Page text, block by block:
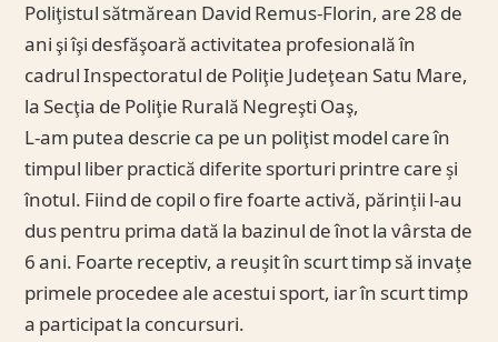
Poliţistul sătmărean David Remus-Florin, are 28 de
ani şi îşi desfăşoară activitatea profesională în
cadrul Inspectoratul de Poliţie Judeţean Satu Mare,
la Secţia de Poliţie Rurală Negreşti Oaş,
L-am putea descrie ca pe un poliţist model care în
timpul liber practică diferite sporturi printre care și
înotul. Fiind de copil o fire foarte activă, părinții l-au
dus pentru prima dată la bazinul de înot la vârsta de
6 ani. Foarte receptiv, a reușit în scurt timp să invațe
primele procedee ale acestui sport, iar în scurt timp
a participat la concursuri.